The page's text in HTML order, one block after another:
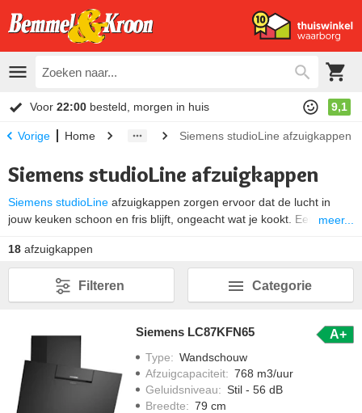
Voor 22:00 besteld, morgen in huis 9,1
Vorige Home Siemens studioLine afzuigkappen
Siemens studioLine afzuigkappen
Siemens studioLine afzuigkappen zorgen ervoor dat de lucht in
jouw keuken schoon en fris blijft, ongeacht wat je kookt. Een
Daarnaast beschikken de
ten opzichte van de reguliere modellen zoals een LED paneel met
RGB kleuren, touchControl bediening en een zwart glazen scherm.
meer...
18 afzuigkappen
Categorie
Filteren
Siemens LC87KFN65 A+
Type: Wandschouw
Afzuigcapaciteit: 768 m3/uur
Geluidsniveau: Stil - 56 dB
Breedte: 79 cm